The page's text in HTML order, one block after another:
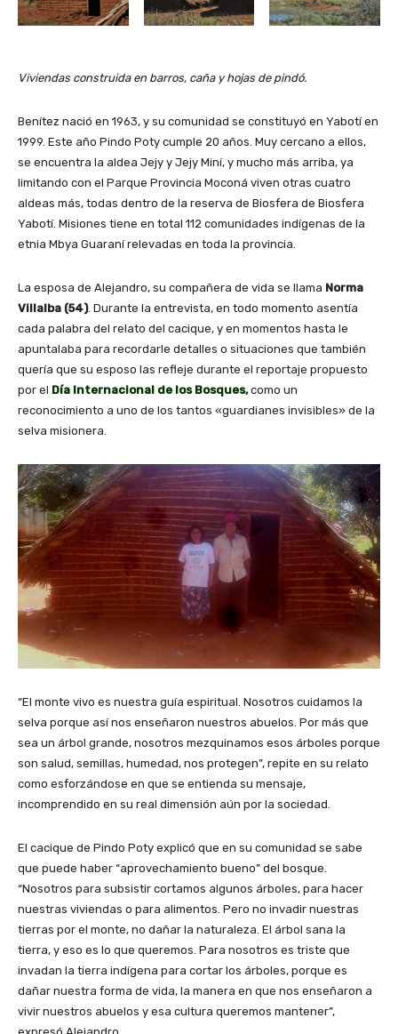
Viviendas construida en barros, caña y hojas de pindó.
Benítez nació en 1963, y su comunidad se constituyó en Yabotí en
1999. Este año Pindo Poty cumple 20 años. Muy cercano a ellos,
se encuentra la aldea Jejy y Jejy Miní, y mucho más arriba, ya
limitando con el Parque Provincia Moconá viven otras cuatro
aldeas más, todas dentro de la reserva de Biosfera de Biosfera
Yabotí. Misiones tiene en total 112 comunidades indígenas de la
etnia Mbya Guaraní relevadas en toda la provincia.
La esposa de Alejandro, su compañera de vida se llama Norma
Villalba (54). Durante la entrevista, en todo momento asentía
cada palabra del relato del cacique, y en momentos hasta le
apuntalaba para recordarle detalles o situaciones que también
quería que su esposo las refleje durante el reportaje propuesto
por el Día Internacional de los Bosques, como un
reconocimiento a uno de los tantos «guardianes invisibles» de la
selva misionera.
“El monte vivo es nuestra guía espiritual. Nosotros cuidamos la
selva porque así nos enseñaron nuestros abuelos. Por más que
sea un árbol grande, nosotros mezquinamos esos árboles porque
son salud, semillas, humedad, nos protegen”, repite en su relato
como esforzándose en que se entienda su mensaje,
incomprendido en su real dimensión aún por la sociedad.
El cacique de Pindo Poty explicó que en su comunidad se sabe
que puede haber “aprovechamiento bueno” del bosque.
“Nosotros para subsistir cortamos algunos árboles, para hacer
nuestras viviendas o para alimentos. Pero no invadir nuestras
tierras por el monte, no dañar la naturaleza. El árbol sana la
tierra, y eso es lo que queremos. Para nosotros es triste que
invadan la tierra indígena para cortar los árboles, porque es
dañar nuestra forma de vida, la manera en que nos enseñaron a
vivir nuestros abuelos y esa cultura queremos mantener”,